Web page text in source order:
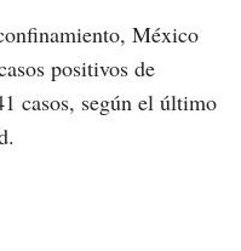
México
positivos de
casos, según el último